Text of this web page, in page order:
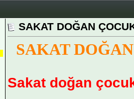
SAKAT DOĞAN
SAKAT
Sakat doğan